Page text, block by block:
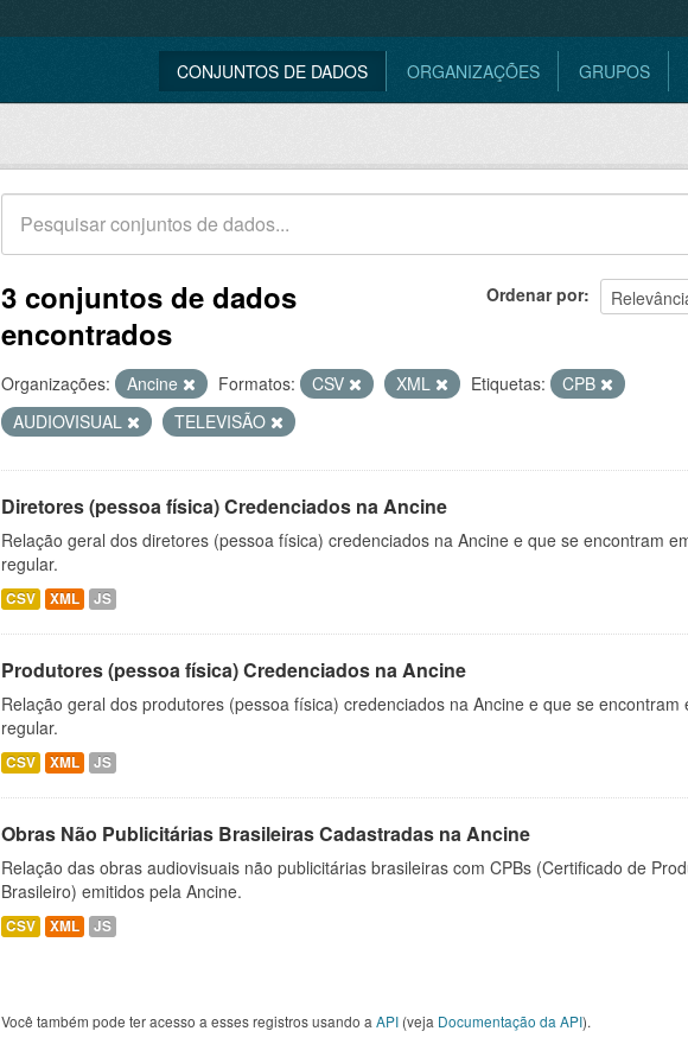
CONJUNTOS DE DADOS ORGANIZAÇÕES GRUPOS
Ordenar por
3 conjuntos de dados
encontrados
Organizações: Ancine Formatos: CSV XML Etiquetas:
CPB
AUDIOVISUAL
TELEVISÃO
Diretores (pessoa física) Credenciados na Ancine
Relação geral dos diretores (pessoa física) credenciados na Ancine e que se encontram
regular.
CSV XML JS
Produtores (pessoa física) Credenciados na Ancine
Relação geral dos produtores (pessoa física) credenciados na Ancine e que se encontram
regular.
CSV XML JS
Obras Não Publicitárias Brasileiras Cadastradas na Ancine
Relação das obras audiovisuais não publicitárias brasileiras com CPBs (Certificado de
Brasileiro) emitidos pela Ancine.
CSV XML JS
Você também pode ter acesso a esses registros usando a API (veja Documentação da API).